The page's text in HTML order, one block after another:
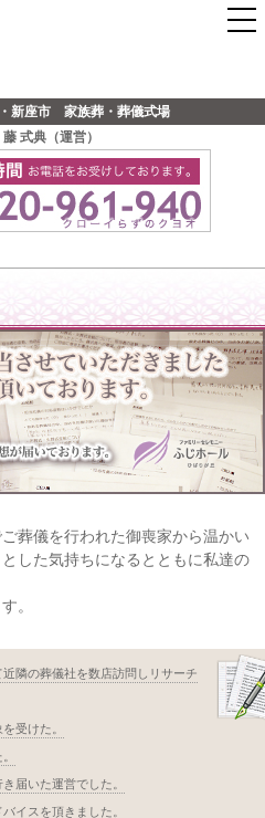
新座市 家族葬・葬儀式場
式典（運営）
葬儀を行われた御喪家から温かい
した気持ちになるとともに私達の
。
隣の葬儀社を数店訪問しリサーチ
受けた。
届いた運営でした。
イスを頂きました。